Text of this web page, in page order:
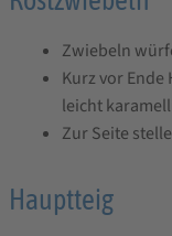
Zwiebeln
Kurz vor
leicht
Zur Seite
Hauptteig